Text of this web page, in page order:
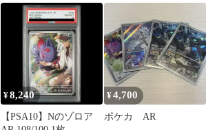
キパーツ
イワパレスAR Nのゾロ
¥8,240
【PSA10】Nのゾロア
¥4,700
ポケカ AR